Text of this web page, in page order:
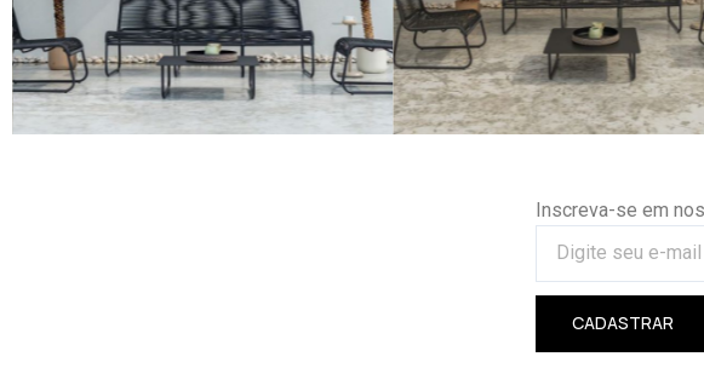
Inscreva-se em
CADASTRAR